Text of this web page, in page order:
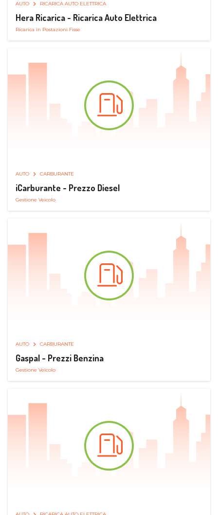
AUTO RICARICA AUTO ELETTRICA
Hera Ricarica - Ricarica Auto Elettrica
Ricarica in Postazioni Fisse
AUTO CARBURANTE
iCarburante - Prezzo Diesel
Gestione Veicolo
AUTO CARBURANTE
Gaspal - Prezzi Benzina
Gestione Veicolo